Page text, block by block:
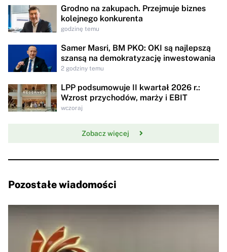
Grodno na zakupach. Przejmuje biznes
kolejnego konkurenta
godzinę temu
Samer Masri, BM PKO: OKI są najlepszą
szansą na demokratyzację inwestowania
2 godziny temu
LPP podsumowuje II kwartał 2026 r.:
Wzrost przychodów, marży i EBIT
wczoraj
Zobacz więcej
Pozostałe wiadomości